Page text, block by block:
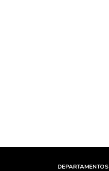
DEPARTAMENTOS